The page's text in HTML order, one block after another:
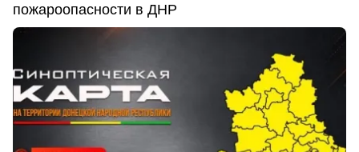
пожароопасности в ДНР